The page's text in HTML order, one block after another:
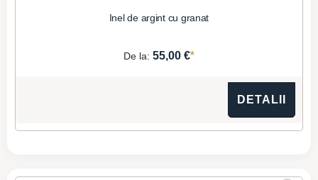
Inel de argint cu granat
De la: 55,00 €*
DETALII